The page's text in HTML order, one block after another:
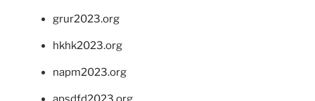
grur2023.org
hkhk2023.org
napm2023.org